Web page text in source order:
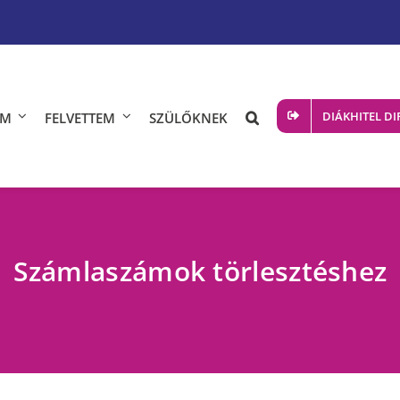
FELVETTEM SZÜLŐKNEK DIÁKHITEL
Számlaszámok törlesztéshez